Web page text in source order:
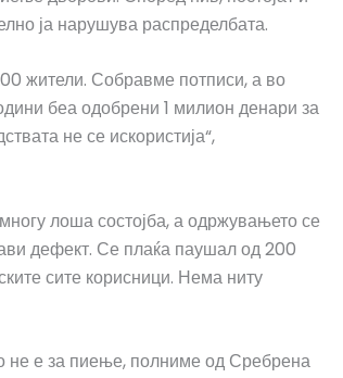
ја нарушува распределбата.
жители. Собравме потписи, а во
беа одобрени 1 милион денари за
не се искористија“,
лоша состојба, а одржувањето се
дефект. Се плаќа паушал од 200
сите корисници. Нема ниту
не е за пиење, полниме од Сребрена